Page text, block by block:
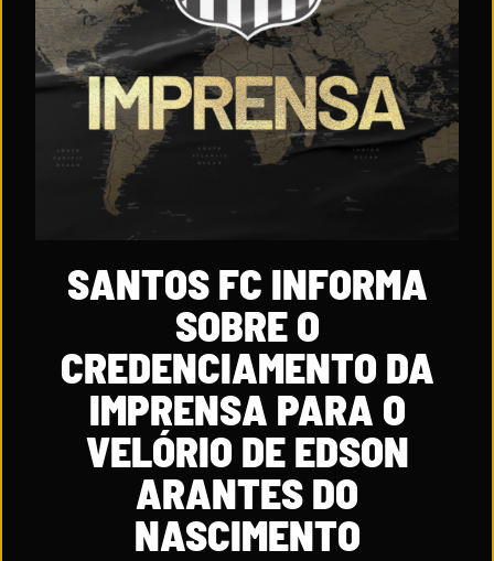
SANTOS FC INFORMA
SOBRE O
CREDENCIAMENTO DA
IMPRENSA PARA O
VELÓRIO DE EDSON
ARANTES DO
NASCIMENTO